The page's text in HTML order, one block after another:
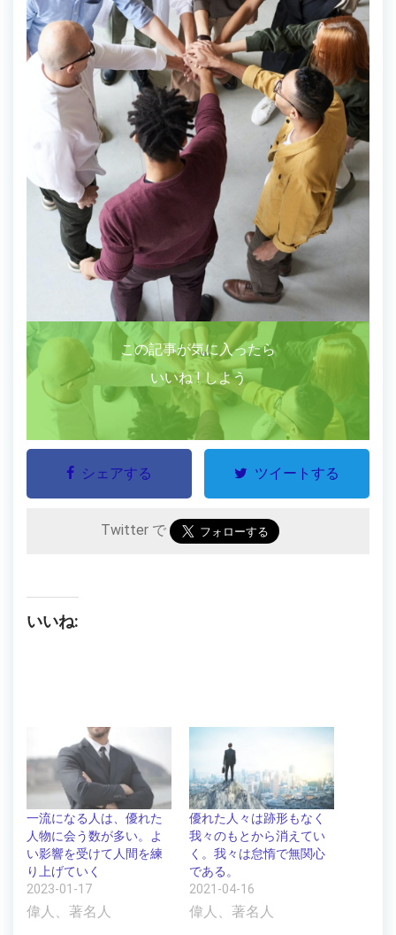
この記事が気に入ったら
いいね ! しよう
シェアする ツイートする
Twitter で
いいね:
一流になる人は、優れた
人物に会う数が多い。よ
い影響を受けて人間を練
り上げていく
2023-01-17
偉人、著名人
優れた人々は跡形もなく
我々のもとから消えてい
く。我々は怠惰で無関心
である。
2021-04-16
偉人、著名人